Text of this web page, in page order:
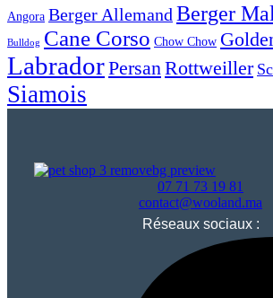
Angora Berger Allemand Berger
Bulldog Cane Corso Chow Chow
LabradorPersan Rottweiller
Siamois
07 71 73 19 81
contact@wooland.ma
Réseaux sociaux :